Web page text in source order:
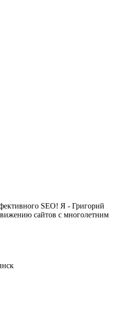
SEO! Я - Григорий
сайтов с многолетним